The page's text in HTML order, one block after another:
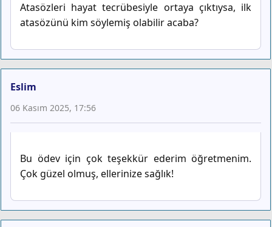
Atasözleri hayat tecrübesiyle ortaya çıktıysa, ilk
atasözünü kim söylemiş olabilir acaba?
Eslim
06 Kasım 2025, 17:56
Bu ödev için çok teşekkür ederim öğretmenim.
Çok güzel olmuş, ellerinize sağlık!